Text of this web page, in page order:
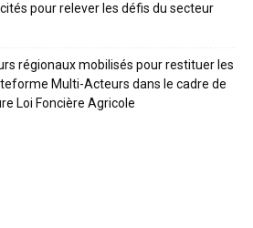
pour relever les défis du secteur
régionaux mobilisés pour restituer les
Multi-Acteurs dans le cadre de
Loi Foncière Agricole